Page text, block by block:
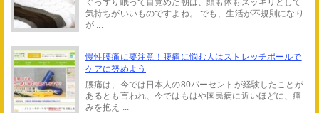
ぐっすり眠って目覚めた朝は、頭も体もスッキリとして
気持ちがいいものですよね。 でも、生活が不規則になり
が ...
慢性腰痛に要注意！腰痛に悩む人はストレッチポールで
ケアに努めよう
腰痛は、今では日本人の80パーセントが経験したことが
あるとも言われ、今ではもはや国民病に近いほどに、痛
みを抱え ...